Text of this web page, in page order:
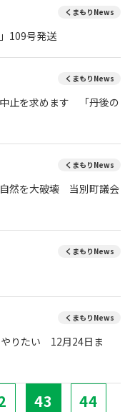
くまもりNews
109号発送
くまもりNews
止を求めます 「丹後の
くまもりNews
然を大破壊 当別町議会
くまもりNews
くまもりNews
やりたい 12月24日ま
43 44